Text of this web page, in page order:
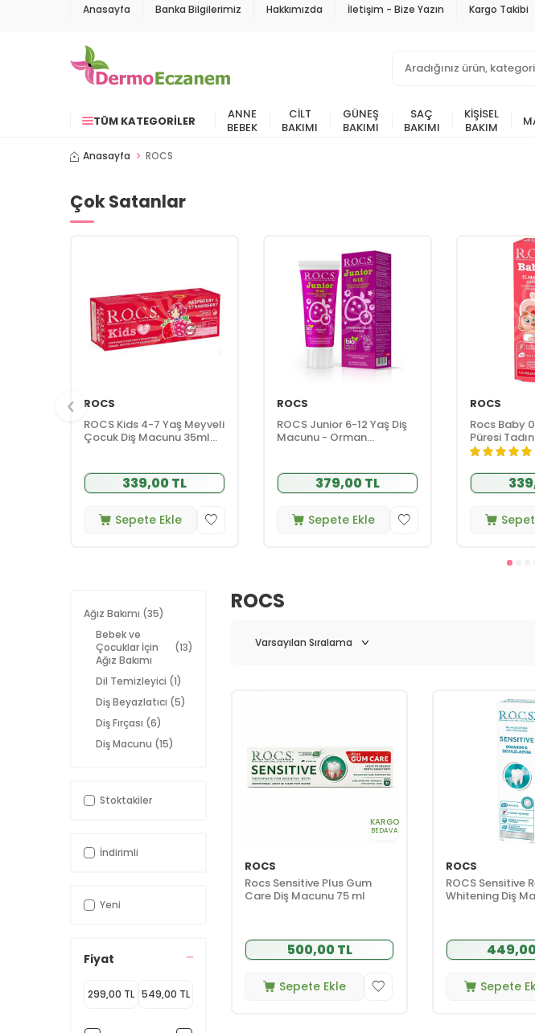
Anasayfa Banka Bilgilerimiz Hakkımızda İletişim - Bize Yazın Kargo Takibi
TÜM KATEGORILER
ANNE
BEBEK
CILT
BAKIMI
GÜNEŞ
BAKIMI
SAÇ
BAKIMI
KIŞISEL
BAKIM
Anasayfa ROCS
Çok Satanlar
ROCS
ROCS Kids 4-7 Yaş Meyveli
Çocuk Diş Macunu 35ml
339,00 TL
Sepete Ekle
ROCS
ROCS Junior 6-12 Yaş Diş
Macunu - Orman
379,00 TL
Sepete Ekle
ROCS
Rocs Baby
Püresi
45 gr
Ağız Bakımı (35)
Bebek ve
Çocuklar İçin
Ağız Bakımı
(13)
Dil Temizleyici (1)
Diş Beyazlatıcı (5)
Diş Fırçası (6)
Diş Macunu (15)
Stoktakiler
İndirimli
Yeni
Fiyat
ROCS
KARGO
BEDAVA
ROCS
Rocs Sensitive Plus Gum
Care Diş Macunu 75 ml
500,00 TL
Sepete Ekle
ROCS
ROCS Sensitive
Whitening Diş
Sepete